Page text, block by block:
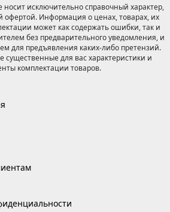
исключительно справочный характер,
офертой. Информация о ценах, товарах, их
может как содержать ошибки, так и
без предварительного уведомления, и
для предъявления каких-либо претензий.
существенные для вас характеристики и
комплектации товаров.